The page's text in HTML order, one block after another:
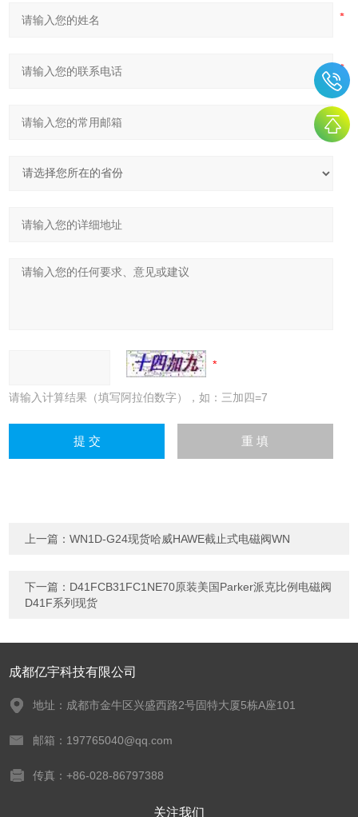
请输入计算结果（填写阿拉伯数字），如：三加四=7
上一篇：WN1D-G24现货哈威HAWE截止式电磁阀WN
下一篇： D41FCB31FC1NE70原装美国Parker派克比例电磁阀
D41F系列现货
成都亿宇科技有限公司
地址：成都市金牛区兴盛西路2号固特大厦5栋A座101
邮箱：197765040@qq.com
传真：+86-028-86797388
关注我们